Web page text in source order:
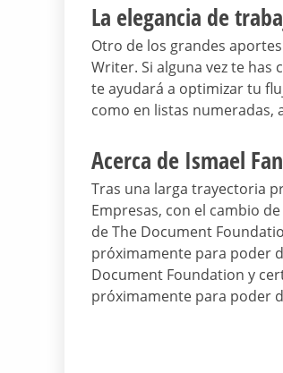
La elegancia de
Otro de los grandes
Writer. Si alguna vez te
te ayudará a optimizar tu
como en listas numeradas,
Acerca de Ismael
Tras una larga trayectoria
Empresas, con el cambio
de The Document
próximamente para poder
Document Foundation y
próximamente para poder